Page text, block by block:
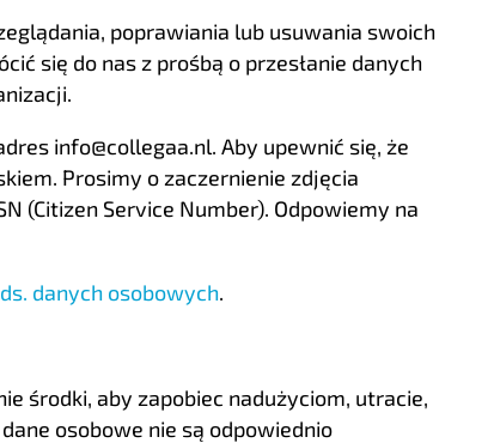
poprawiania lub usuwania swoich
się do nas z prośbą o przesłanie danych
info@collegaa.nl. Aby upewnić się, że
Prosimy o zaczernienie zdjęcia
(Citizen Service Number). Odpowiemy na
danych osobowych.
środki, aby zapobiec nadużyciom, utracie,
osobowe nie są odpowiednio